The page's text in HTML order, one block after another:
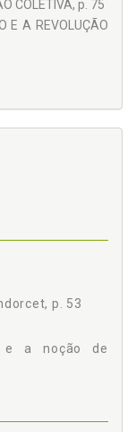
COLETIVA, p. 75
E A REVOLUÇÃO
p. 53
e a noção de